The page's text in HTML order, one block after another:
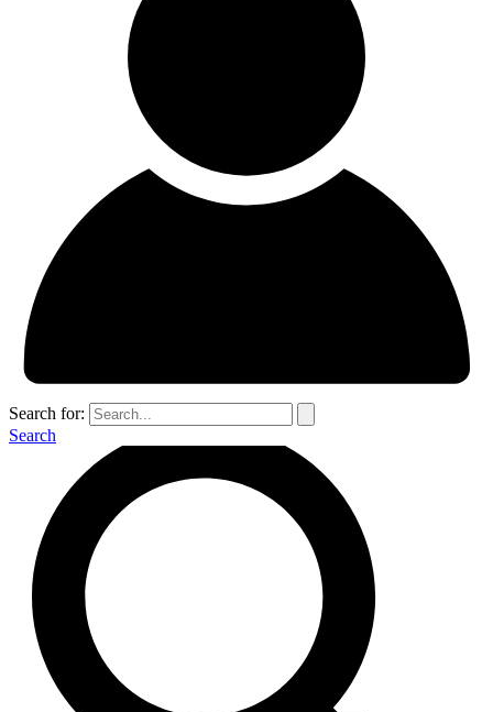
Search for:
Search